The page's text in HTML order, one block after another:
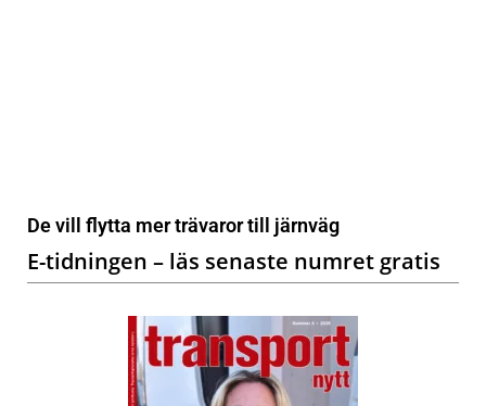
De vill flytta mer trävaror till järnväg
E-tidningen – läs senaste numret gratis